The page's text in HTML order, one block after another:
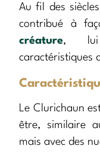
Au fil des
contribué à
créature, lui
caractéristiques
Le Clurichaun
être, similaire
mais avec des